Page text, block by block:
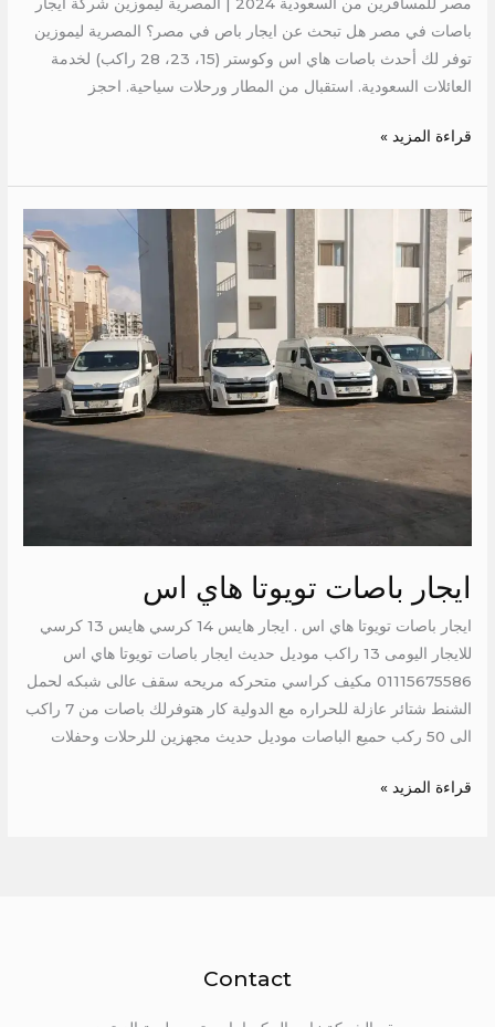
باصات في مصر هل تبحث عن ايجار باص في مصر؟ المصرية ليموزين
توفر لك أحدث باصات هاي اس وكوستر (15، 23، 28 راكب) لخدمة
العائلات السعودية. استقبال من المطار ورحلات سياحية. احجز
قراءة المزيد »
ايجار باصات تويوتا هاي اس
ايجار باصات تويوتا هاي اس . ايجار هايس 14 كرسي هايس 13 كرسي
للايجار اليومى 13 راكب موديل حديث ايجار باصات تويوتا هاي اس
01115675586 مكيف كراسي متحركه مريحه سقف عالى شبكه لحمل
الشنط شتائر عازلة للحراره مع الدولية كار هتوفرلك باصات من 7 راكب
الى 50 ركب حميع الباصات موديل حديث مجهزين للرحلات وحفلات
ايجار
باصات
تويوتا
هاي
اس
قراءة المزيد »
Contact